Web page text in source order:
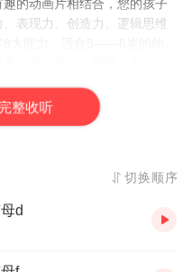
的动画片相结合，您的孩子
表现力、创造力、逻辑思维
宝贝的情商、智商，带上宝
整收听
切换顺序
d